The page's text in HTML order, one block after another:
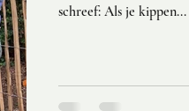
schreef: Als je kippen...